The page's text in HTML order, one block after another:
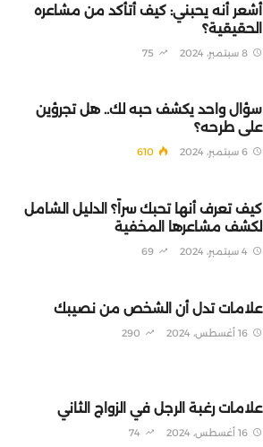
أشعر أنه يحبني: كيف أتأكد من مشاعره
الحقيقية؟
8 سبتمبر، 2024 75
سؤال واحد يكشف حبه لك.. هل تجرؤين
على طرحه؟
6 سبتمبر، 2024 610
كيف تعرف أنها تحبك سراً؟ الدليل الشامل
لكشف مشاعرها المخفية
4 سبتمبر، 2024 69
علامات تدل أن الشخص من نصيبك
16 أغسطس، 2024 290
علامات رغبة الرجل في الزواج الثاني
16 أغسطس، 2024 74